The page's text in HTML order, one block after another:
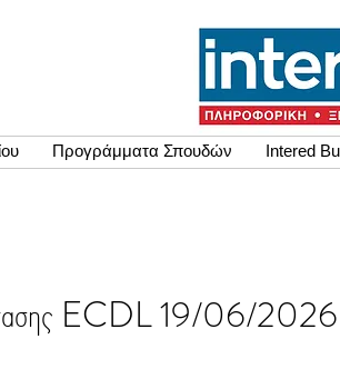
Προγράμματα Σπουδών Intered
ECDL 19/06/2026